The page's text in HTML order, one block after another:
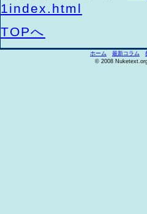
1index.html
TOPへ
ホーム 最新コラム
© 2008